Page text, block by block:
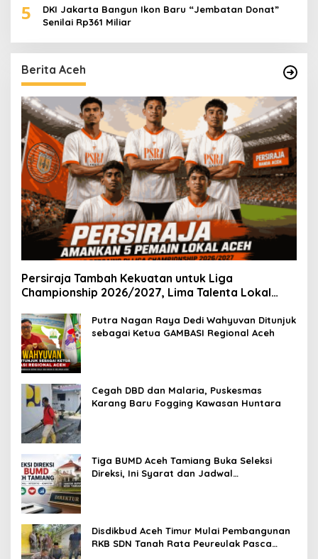
5
DKI Jakarta Bangun Ikon Baru “Jembatan Donat”
Senilai Rp361 Miliar
Berita Aceh
Persiraja Tambah Kekuatan untuk Liga
Championship 2026/2027, Lima Talenta Lokal
Putra Nagan Raya Dedi Wahyuvan Ditunjuk
sebagai Ketua GAMBASI Regional Aceh
Cegah DBD dan Malaria, Puskesmas
Karang Baru Fogging Kawasan Huntara
Tiga BUMD Aceh Tamiang Buka Seleksi
Direksi, Ini Syarat dan Jadwal
Disdikbud Aceh Timur Mulai Pembangunan
RKB SDN Tanah Rata Peureulak Pasca